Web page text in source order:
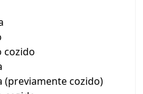
cozido
(previamente cozido)